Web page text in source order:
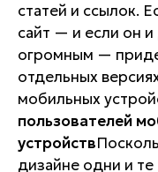
статей и ссылок.
сайт — и если он и
огромным —
отдельных
мобильных
пользователей
устройств
дизайне одни и